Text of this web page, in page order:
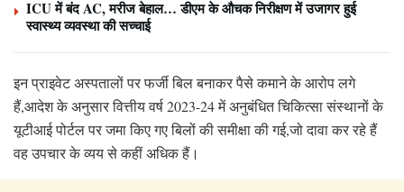
ICU में बंद AC, मरीज बेहाल… डीएम के औचक निरीक्षण में उजागर हुई
स्वास्थ्य व्यवस्था की सच्चाई
इन प्राइवेट अस्पतालों पर फर्जी बिल बनाकर पैसे कमाने के आरोप लगे
हैं,आदेश के अनुसार वित्तीय वर्ष 2023-24 में अनुबंधित चिकित्सा संस्थानों के
यूटीआई पोर्टल पर जमा किए गए बिलों की समीक्षा की गई,जो दावा कर रहे हैं
वह उपचार के व्यय से कहीं अधिक हैं।